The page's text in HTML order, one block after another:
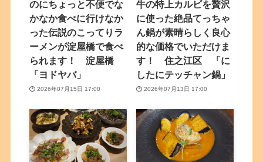
のにちょっと不便でな
かなか食べに行けなか
った伝説のこってりラ
ーメンが淀屋橋で食べ
られます！ 淀屋橋
「ヨドヤバ」
2026年07月15日 17:00
牛の特上カルビを贅沢
に使った絶品てっちゃ
ん鍋が素晴らしく良心
的な価格でいただけま
す！ 住之江区 「に
したにテッチャン鍋」
2026年07月13日 17:00